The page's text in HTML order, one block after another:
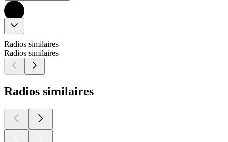
Radios similaires
Radios similaires
Radios similaires